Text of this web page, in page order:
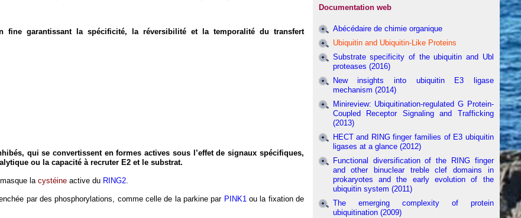
fine garantissant la spécificité, la réversibilité et la temporalité du transfert
qui se convertissent en formes actives sous l’effet de signaux spécifiques,
ou la capacité à recruter E2 et le substrat.
masque lacystéine active du RING2.
par des phosphorylations, comme celle de la parkine par PINK1ou la fixation de
Documentation web
Abécédaire de chimie organique
Ubiquitin and Ubiquitin-Like Proteins
Substrate specificity of the ubiquitin and Ubl
proteases (2016)
New insights into ubiquitin E3 ligase
mechanism (2014)
Minireview: Ubiquitination-regulated G Protein-
Coupled Receptor Signaling and Trafficking
(2013)
HECT and RING finger families of E3 ubiquitin
ligases at a glance (2012)
Functional diversification of the RING finger
and other binuclear treble clef domains in
prokaryotes and the early evolution of the
ubiquitin system (2011)
The emerging complexity of protein
ubiquitination (2009)